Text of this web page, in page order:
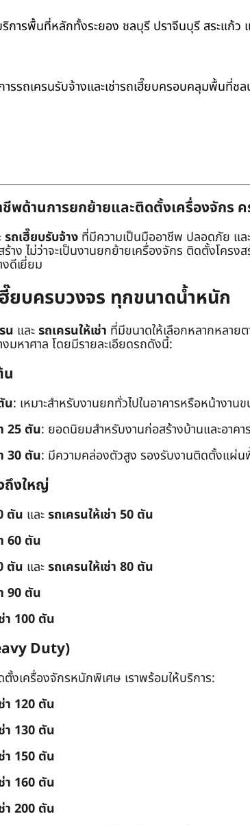
ารพื้นที่หลักทั้งระยอง ชลบุรี ปราจีนบุรี สระแก้ว
ถเครนรับจ้างและเช่ารถเฮี๊ยบครอบคลุมพื้นที่ชล
ชีพด้านการยกย้ายและติดตั้งเครื่องจักร
รถเฮี๊ยบรับจ้าง ที่มีความเป็นมืออาชีพ ปลอดภัย แล
าง ไม่ว่าจะเป็นงานยกย้ายเครื่องจักร ติดตั้งโค
ดีเยี่ยม
ฮี๊ยบครบวงจร ทุกขนาดน้ำหนัก
น และรถเครนให้เช่า ที่มีขนาดให้เลือกหลากหลาย
มหาศาล โดยมีรายละเอียดรถดังนี้:
น
น: เหมาะสำหรับงานยกทั่วไปในอาคารหรือหน้างานข
25 ตัน: ยอดนิยมสำหรับงานก่อสร้างบ้านและอาค
30 ตัน: มีความคล่องตัวสูง รองรับงานติดตั้งแผ่น
ถึงใหญ่
ตัน และรถเครนให้เช่า 50 ตัน
60 ตัน
ตัน และรถเครนให้เช่า 80 ตัน
90 ตัน
า 100 ตัน
Duty)
งเครื่องจักรหนักพิเศษ เราพร้อมให้บริการ:
า 120 ตัน
า 130 ตัน
า 150 ตัน
า 160 ตัน
า 200 ตัน